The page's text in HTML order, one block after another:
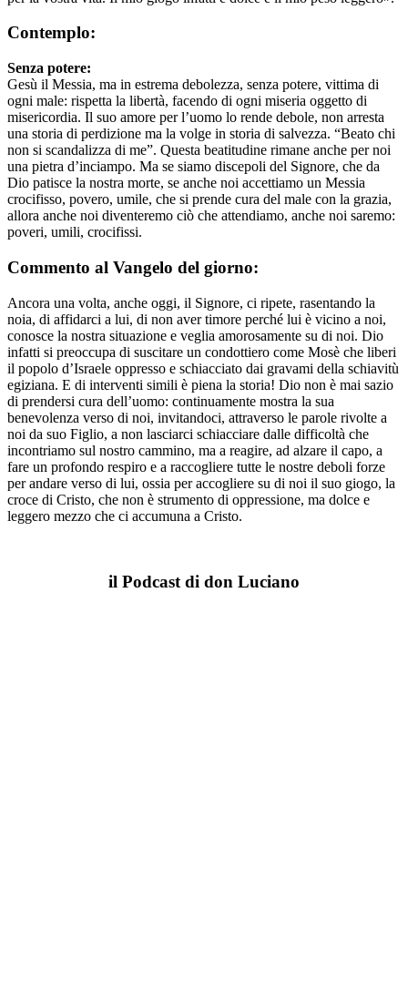
Contemplo:
Senza potere:
Gesù il Messia, ma in estrema debolezza, senza potere, vittima di
ogni male: rispetta la libertà, facendo di ogni miseria oggetto di
misericordia. Il suo amore per l’uomo lo rende debole, non arresta
una storia di perdizione ma la volge in storia di salvezza. “Beato chi
non si scandalizza di me”. Questa beatitudine rimane anche per noi
una pietra d’inciampo. Ma se siamo discepoli del Signore, che da
Dio patisce la nostra morte, se anche noi accettiamo un Messia
crocifisso, povero, umile, che si prende cura del male con la grazia,
allora anche noi diventeremo ciò che attendiamo, anche noi saremo:
poveri, umili, crocifissi.
Commento al Vangelo del giorno:
Ancora una volta, anche oggi, il Signore, ci ripete, rasentando la
noia, di affidarci a lui, di non aver timore perché lui è vicino a noi,
conosce la nostra situazione e veglia amorosamente su di noi. Dio
infatti si preoccupa di suscitare un condottiero come Mosè che liberi
il popolo d’Israele oppresso e schiacciato dai gravami della schiavitù
egiziana. E di interventi simili è piena la storia! Dio non è mai sazio
di prendersi cura dell’uomo: continuamente mostra la sua
benevolenza verso di noi, invitandoci, attraverso le parole rivolte a
noi da suo Figlio, a non lasciarci schiacciare dalle difficoltà che
incontriamo sul nostro cammino, ma a reagire, ad alzare il capo, a
fare un profondo respiro e a raccogliere tutte le nostre deboli forze
per andare verso di lui, ossia per accogliere su di noi il suo giogo, la
croce di Cristo, che non è strumento di oppressione, ma dolce e
leggero mezzo che ci accumuna a Cristo.
il Podcast di don Luciano